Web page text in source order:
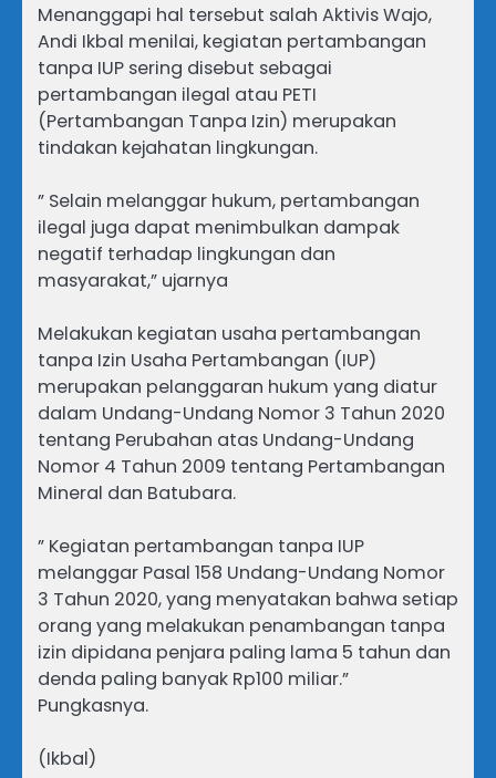
Menanggapi hal tersebut salah Aktivis Wajo,
Andi Ikbal menilai, kegiatan pertambangan
tanpa IUP sering disebut sebagai
pertambangan ilegal atau PETI
(Pertambangan Tanpa Izin) merupakan
tindakan kejahatan lingkungan.
” Selain melanggar hukum, pertambangan
ilegal juga dapat menimbulkan dampak
negatif terhadap lingkungan dan
masyarakat,” ujarnya
Melakukan kegiatan usaha pertambangan
tanpa Izin Usaha Pertambangan (IUP)
merupakan pelanggaran hukum yang diatur
dalam Undang-Undang Nomor 3 Tahun 2020
tentang Perubahan atas Undang-Undang
Nomor 4 Tahun 2009 tentang Pertambangan
Mineral dan Batubara.
” Kegiatan pertambangan tanpa IUP
melanggar Pasal 158 Undang-Undang Nomor
3 Tahun 2020, yang menyatakan bahwa setiap
orang yang melakukan penambangan tanpa
izin dipidana penjara paling lama 5 tahun dan
denda paling banyak Rp100 miliar.”
Pungkasnya.
(Ikbal)